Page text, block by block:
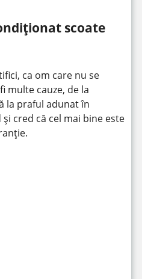
scoate
ca om care nu se
multe cauze, de la
la praful adunat în
cred că cel mai bine este